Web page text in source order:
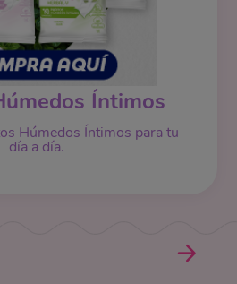
Íntimos
Húmedos Íntimos para tu
día a día.